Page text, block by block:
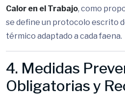
Calor en el Trabajo, como
se define un protocolo escrito
térmico adaptado a cada faena.
4. Medidas
Obligatorias y